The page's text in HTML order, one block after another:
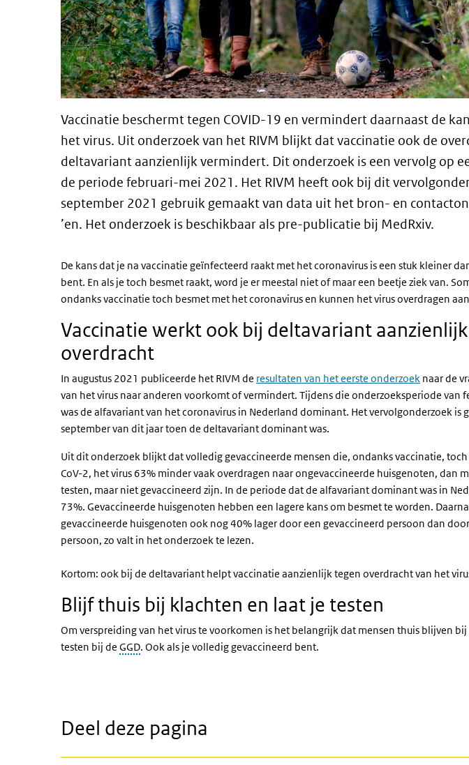
Vaccinatie beschermt tegen COVID-19 en vermindert daarnaast de
het virus. Uit onderzoek van het RIVM blijkt dat vaccinatie ook de
deltavariant aanzienlijk vermindert. Dit onderzoek is een vervolg op
de periode februari-mei 2021. Het RIVM heeft ook bij dit
september 2021 gebruik gemaakt van data uit het bron- en
’en. Het onderzoek is beschikbaar als pre-publicatie bij MedRxiv.
De kans dat je na vaccinatie geïnfecteerd raakt met het coronavirus is een stuk kleiner
bent. En als je toch besmet raakt, word je er meestal niet of maar een beetje ziek van.
ondanks vaccinatie toch besmet met het coronavirus en kunnen het virus overdragen
Vaccinatie werkt ook bij deltavariant
overdracht
In augustus 2021 publiceerde het RIVM de resultaten van het eerste onderzoek naar de
van het virus naar anderen voorkomt of vermindert. Tijdens die onderzoeksperiode van
was de alfavariant van het coronavirus in Nederland dominant. Het vervolgonderzoek is
september van dit jaar toen de deltavariant dominant was.
Uit dit onderzoek blijkt dat volledig gevaccineerde mensen die, ondanks vaccinatie,
CoV-2, het virus 63% minder vaak overdragen naar ongevaccineerde huisgenoten, dan
testen, maar niet gevaccineerd zijn. In de periode dat de alfavariant dominant was in
73%. Gevaccineerde huisgenoten hebben een lagere kans om besmet te worden.
gevaccineerde huisgenoten ook nog 40% lager door een gevaccineerd persoon dan
persoon, zo valt in het onderzoek te lezen.
Kortom: ook bij de deltavariant helpt vaccinatie aanzienlijk tegen overdracht van het
Blijf thuis bij klachten en laat je testen
Om verspreiding van het virus te voorkomen is het belangrijk dat mensen thuis blijven
testen bij de GGD. Ook als je volledig gevaccineerd bent.
Deel deze pagina